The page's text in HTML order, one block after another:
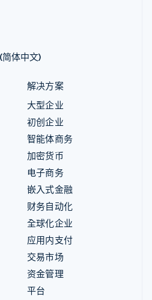
体中文)
解决方案
大型企业
初创企业
智能体商务
加密货币
电子商务
嵌入式金融
财务自动化
全球化企业
应用内支付
交易市场
资金管理
平台